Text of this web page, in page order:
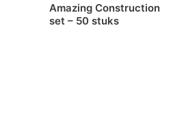
Amazing Construction
set – 50 stuks